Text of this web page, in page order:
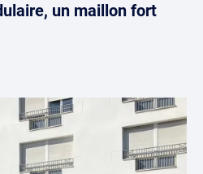
un maillon fort